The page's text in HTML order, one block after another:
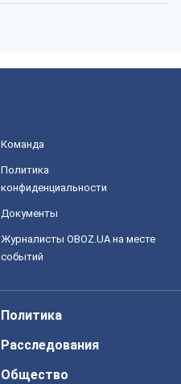
Команда
Политика
конфиденциальности
Документы
Журналисты OBOZ.UA на месте
событий
Политика
Расследования
Общество